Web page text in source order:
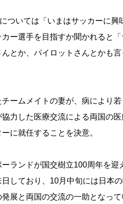
ついては「いまはサッカーに興
ー選手を目指すか聞かれると
とか、パイロットさんとかも
ームメイトの妻が、病により若
力した医療交流による両国の
に就任することを決意。
ランドが国交樹立100周年を迎
しており、10月中旬には日本
展と両国の交流の一助となっ